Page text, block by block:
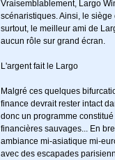
Vraisemblablement, Largo
scénaristiques. Ainsi, le
surtout, le meilleur ami de
aucun rôle sur grand écran.
L'argent fait le Largo
Malgré ces quelques
finance devrait rester intact
donc un programme
financières sauvages... En
ambiance mi-asiatique mi-
avec des escapades